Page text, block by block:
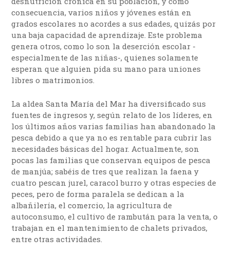
consecuencia, varios niños y jóvenes están en
grados escolares no acordes a sus edades, quizás por
una baja capacidad de aprendizaje. Este problema
genera otros, como lo son la deserción escolar -
especialmente de las niñas-, quienes solamente
esperan que alguien pida su mano para uniones
libres o matrimonios.
La aldea Santa María del Mar ha diversificado sus
fuentes de ingresos y, según relato de los líderes, en
los últimos años varias familias han abandonado la
pesca debido a que ya no es rentable para cubrir las
necesidades básicas del hogar. Actualmente, son
pocas las familias que conservan equipos de pesca
de manjúa; sabéis de tres que realizan la faena y
cuatro pescan jurel, caracol burro y otras especies de
peces, pero de forma paralela se dedican a la
albañilería, el comercio, la agricultura de
autoconsumo, el cultivo de rambután para la venta, o
trabajan en el mantenimiento de chalets privados,
entre otras actividades.